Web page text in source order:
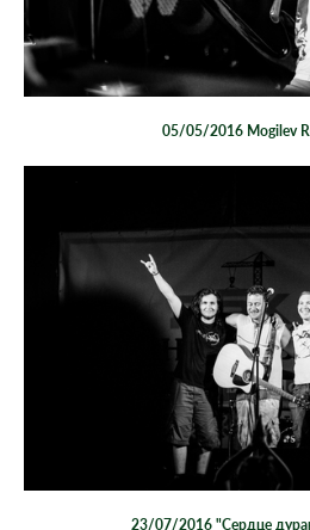
05/05/2016 Mogilev
23/07/2016 "Сердце